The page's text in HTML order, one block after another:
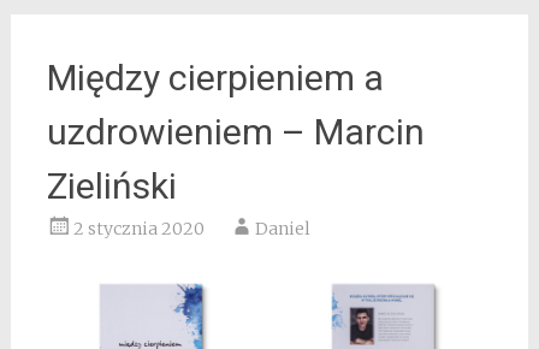
Między cierpieniem a
uzdrowieniem – Marcin
Zieliński
2 stycznia 2020 Daniel